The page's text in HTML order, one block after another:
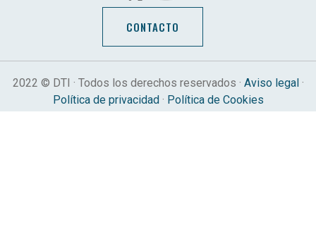
CONTACTO
2022 © DTI · Todos los derechos reservados · Aviso legal·
Política de privacidad· Política de Cookies